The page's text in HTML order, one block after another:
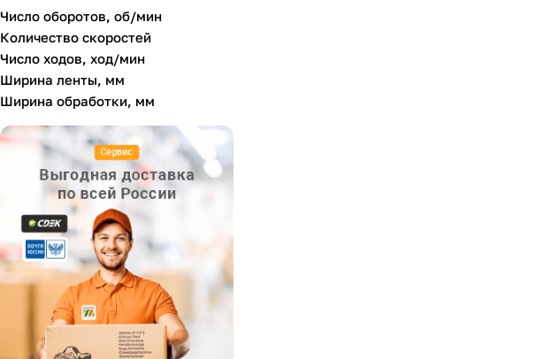
Пульсар
СТИНКО
Число оборотов, об/мин
Количество скоростей
Число ходов, ход/мин
Ширина ленты, мм
Ширина обработки, мм